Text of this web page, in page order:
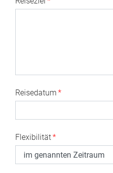
Reisedatum *
Flexibilität*